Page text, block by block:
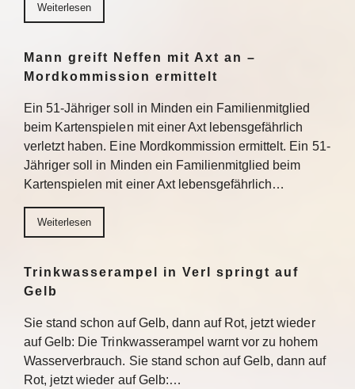
Weiterlesen
Mann greift Neffen mit Axt an –
Mordkommission ermittelt
Ein 51-Jähriger soll in Minden ein Familienmitglied
beim Kartenspielen mit einer Axt lebensgefährlich
verletzt haben. Eine Mordkommission ermittelt. Ein 51-
Jähriger soll in Minden ein Familienmitglied beim
Kartenspielen mit einer Axt lebensgefährlich…
Weiterlesen
Trinkwasserampel in Verl springt auf
Gelb
Sie stand schon auf Gelb, dann auf Rot, jetzt wieder
auf Gelb: Die Trinkwasserampel warnt vor zu hohem
Wasserverbrauch. Sie stand schon auf Gelb, dann auf
Rot, jetzt wieder auf Gelb:…